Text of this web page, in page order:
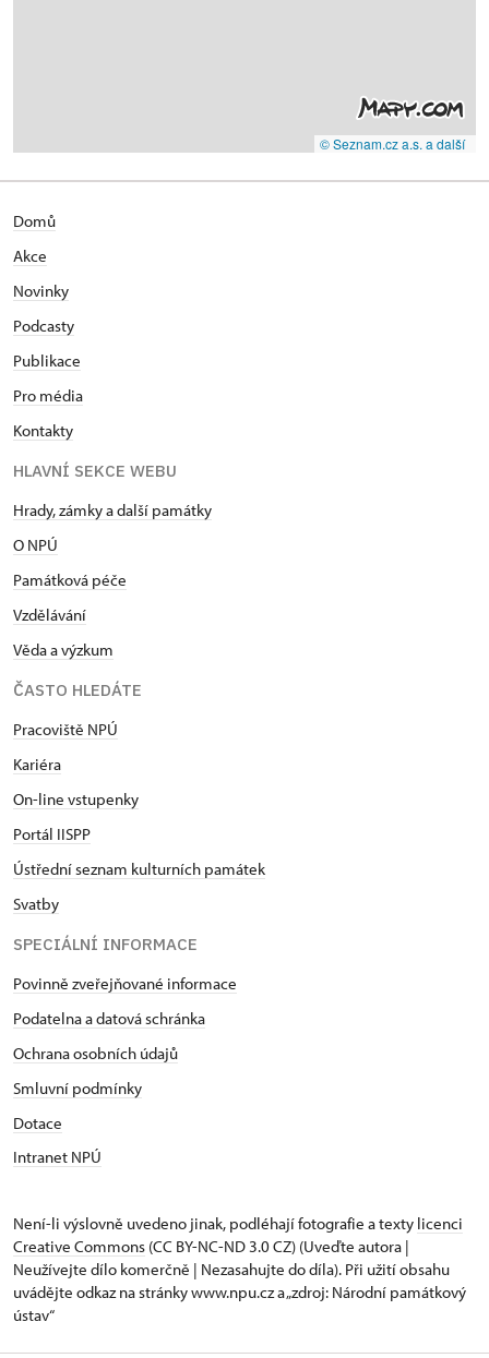
© Seznam.cz a.s. a další
Domů
Akce
Novinky
Podcasty
Publikace
Pro média
Kontakty
HLAVNÍ SEKCE WEBU
Hrady, zámky a další památky
O NPÚ
Památková péče
Vzdělávání
Věda a výzkum
ČASTO HLEDÁTE
Pracoviště NPÚ
Kariéra
On-line vstupenky
Portál IISPP
Ústřední seznam kulturních památek
Svatby
SPECIÁLNÍ INFORMACE
Povinně zveřejňované informace
Podatelna a datová schránka
Ochrana osobních údajů
Smluvní podmínky
Dotace
Intranet NPÚ
Není-li výslovně uvedeno jinak, podléhají fotografie a texty licenci
Creative Commons (CC BY-NC-ND 3.0 CZ) (Uveďte autora |
Neužívejte dílo komerčně | Nezasahujte do díla). Při užití obsahu
uvádějte odkaz na stránky www.npu.cz a „zdroj: Národní památkový
ústav“